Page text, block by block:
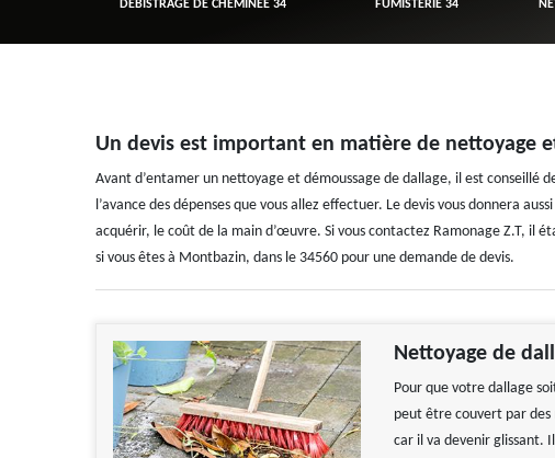
DÉBISTRAGE DE CHEMINÉE 34 FUMISTERIE 34
Un devis est important en matière de nettoyage
Avant d’entamer un nettoyage et démoussage de dallage, il est conseillé
l’avance des dépenses que vous allez effectuer. Le devis vous donnera
acquérir, le coût de la main d’œuvre. Si vous contactez Ramonage Z.T, il
si vous êtes à Montbazin, dans le 34560 pour une demande de devis.
Nettoyage de
Pour que votre dallage
peut être couvert par des
car il va devenir glissant.